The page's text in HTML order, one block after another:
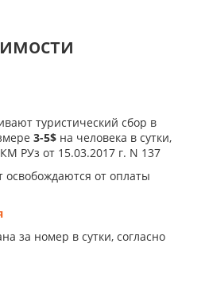
туристический сбор в
3-5$ на человека в сутки,
РУз от 15.03.2017 г. N 137
освобождаются от оплаты
за номер в сутки, согласно